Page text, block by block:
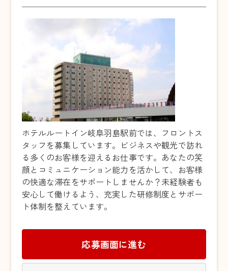
ホテルルートイン岐阜羽島駅前では、フロントス
タッフを募集しています。ビジネスや観光で訪れ
る多くのお客様を迎えるお仕事です。あなたの笑
顔とコミュニケーション能力を活かして、お客様
の快適な滞在をサポートしませんか？未経験者も
安心して働けるよう、充実した研修制度とサポー
ト体制を整えています。
応募画面に進む